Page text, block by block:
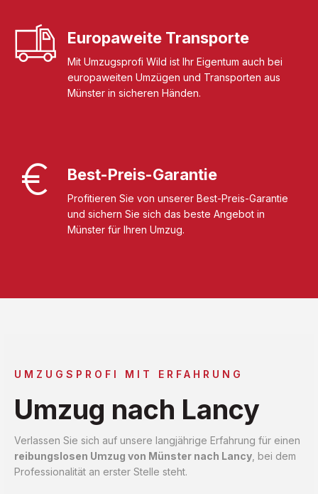
Europaweite Transporte
Mit Umzugsprofi Wild ist Ihr Eigentum auch bei
europaweiten Umzügen und Transporten aus
Münster in sicheren Händen.
Best-Preis-Garantie
Profitieren Sie von unserer Best-Preis-Garantie
und sichern Sie sich das beste Angebot in
Münster für Ihren Umzug.
UMZUGSPROFI MIT ERFAHRUNG
Umzug nach Lancy
Verlassen Sie sich auf unsere langjährige Erfahrung für einen
reibungslosen Umzug von Münster nach Lancy , bei dem
Professionalität an erster Stelle steht.